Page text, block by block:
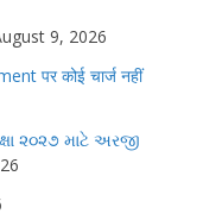
9, 2026
पर कोई चार्ज नहीं
૨૦૨૭ માટે અરજી